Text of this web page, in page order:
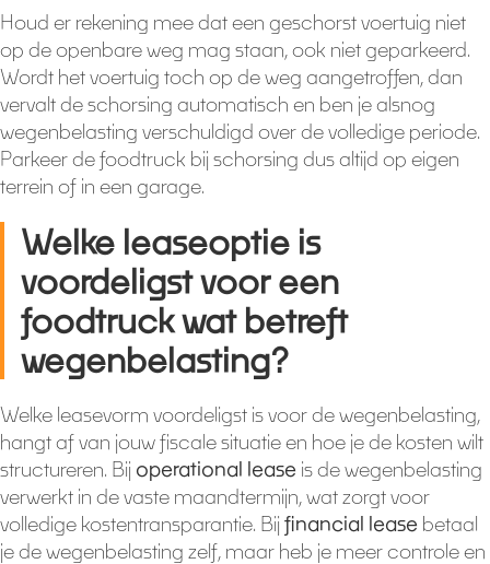
Houd er rekening mee dat een geschorst voertuig niet
op de openbare weg mag staan, ook niet geparkeerd.
Wordt het voertuig toch op de weg aangetroffen, dan
vervalt de schorsing automatisch en ben je alsnog
wegenbelasting verschuldigd over de volledige periode.
Parkeer de foodtruck bij schorsing dus altijd op eigen
terrein of in een garage.
Welke leaseoptie is
voordeligst voor een
foodtruck wat betreft
wegenbelasting?
Welke leasevorm voordeligst is voor de wegenbelasting,
hangt af van jouw fiscale situatie en hoe je de kosten wilt
structureren. Bij operational lease is de wegenbelasting
verwerkt in de vaste maandtermijn, wat zorgt voor
volledige kostentransparantie. Bij financial lease betaal
je de wegenbelasting zelf, maar heb je meer controle en